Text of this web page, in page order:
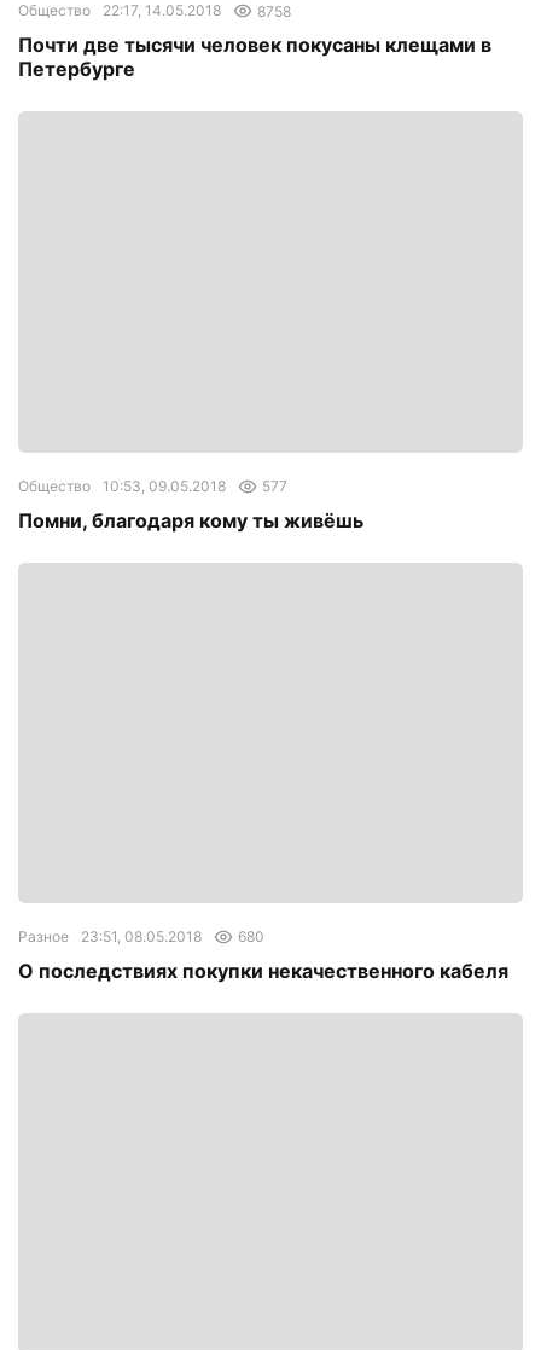
Общество 22:17, 14.05.2018 8758
Почти две тысячи человек покусаны клещами в
Петербурге
Общество 10:53, 09.05.2018 577
Помни, благодаря кому ты живёшь
Разное 23:51, 08.05.2018 680
О последствиях покупки некачественного кабеля